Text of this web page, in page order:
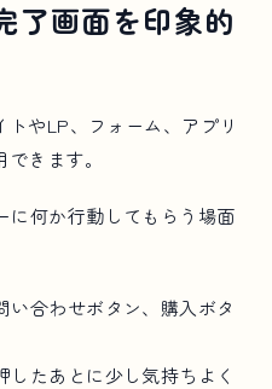
了画面を印象的
やLP、フォーム、アプリ
きます。
に何か行動してもらう場面
い合わせボタン、購入ボタ
たあとに少し気持ちよく